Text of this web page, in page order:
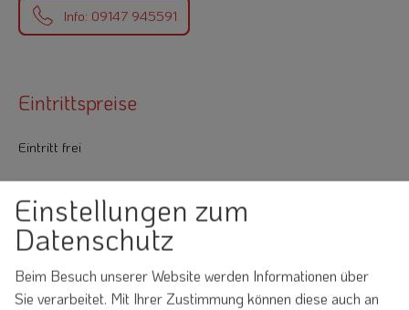
Info: 09147 945591
Eintrittspreise
Eintritt frei
Dieser Betrieb auch hier
Essen & Trinken
Einstellungen zum
Datenschutz
Beim Besuch unserer Website werden Informationen über
Sie verarbeitet. Mit Ihrer Zustimmung können diese auch an